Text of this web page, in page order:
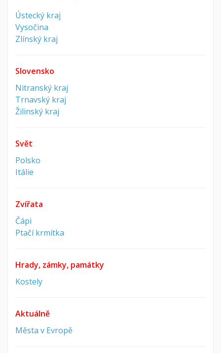
Ústecký kraj
Vysočina
Zlínský kraj
Slovensko
Nitranský kraj
Trnavský kraj
Žilinský kraj
Svět
Polsko
Itálie
Zvířata
Čápi
Ptačí krmítka
Hrady, zámky, památky
Kostely
Aktuálně
Města v Evropě